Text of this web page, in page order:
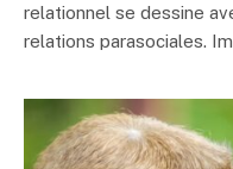
relationnel se dessine
relations parasociales.